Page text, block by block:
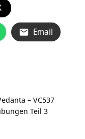
Email
– VC537
Teil 3